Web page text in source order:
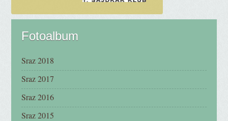
Fotoalbum
Sraz 2018
Sraz 2017
Sraz 2016
Sraz 2015